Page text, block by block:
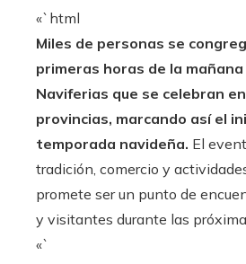
«`html
Miles de personas se
primeras horas de la
Naviferias que se celebran
provincias, marcando así el
temporada navideña. El
tradición, comercio y
promete ser un punto de
y visitantes durante las
«`